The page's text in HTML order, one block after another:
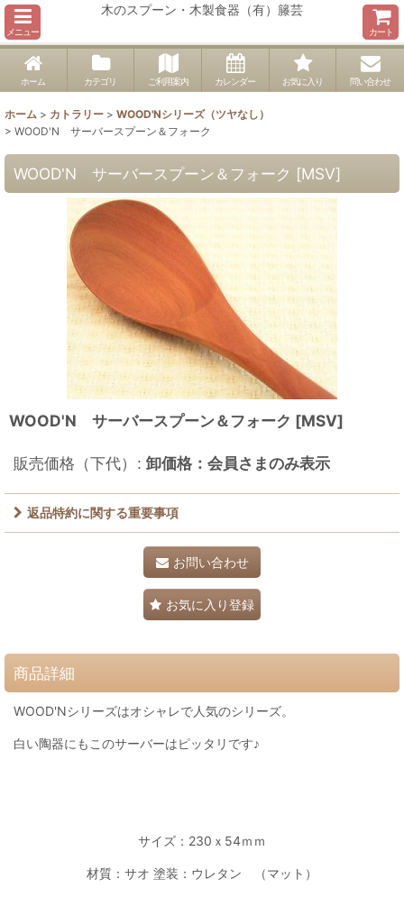
メニュー
木のスプーン・木製食器（有）籐芸
カート
ホーム カテゴリ ご利用案内 カレンダー お気に入り 問い合わせ
ホーム > カトラリー > WOOD'Nシリーズ（ツヤなし）
> WOOD'N サーバースプーン＆フォーク
WOOD'N サーバースプーン＆フォーク [MSV]
WOOD'N サーバースプーン＆フォーク [MSV]
販売価格（下代） : 卸価格：会員さまのみ表示
返品特約に関する重要事項
お問い合わせ
お気に入り登録
商品詳細
WOOD'Nシリーズはオシャレで人気のシリーズ。
白い陶器にもこのサーバーはピッタリです♪
サイズ：230ｘ54ｍｍ
材質：サオ 塗装：ウレタン （マット）